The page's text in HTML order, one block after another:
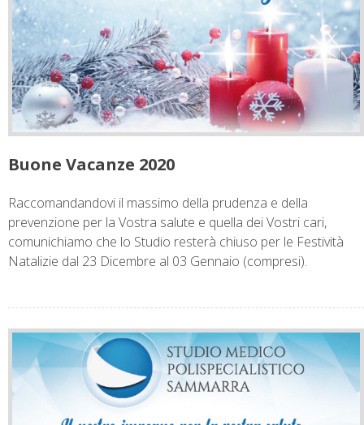
Buone Vacanze 2020
Raccomandandovi il massimo della prudenza e della
prevenzione per la Vostra salute e quella dei Vostri cari,
comunichiamo che lo Studio resterà chiuso per le Festività
Natalizie dal 23 Dicembre al 03 Gennaio (compresi).